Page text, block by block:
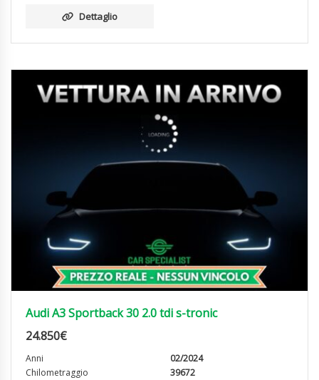
Dettaglio
Audi A3 Sportback 30 2.0 tdi s-tronic
24.850€
Anni
02/2024
Chilometraggio
39672